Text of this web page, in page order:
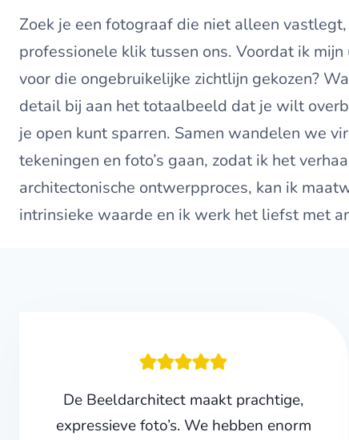
Zoek je een fotograaf die niet alleen
professionele klik tussen ons. Voordat ik
voor die ongebruikelijke zichtlijn gekozen?
detail bij aan het totaalbeeld dat je wilt
je open kunt sparren. Samen wandelen we
tekeningen en foto’s gaan, zodat ik het
architectonische ontwerpproces, kan ik
intrinsieke waarde en ik werk het liefst met
De Beeldarchitect maakt prachtige,
expressieve foto’s. We hebben enorm